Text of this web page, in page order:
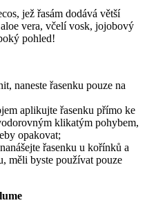
jež řasám dodává větší
vera, včelí vosk, jojobový
pohled!
naneste řasenku pouze na
aplikujte řasenku přímo ke
klikatým pohybem,
opakovat;
řasenku u kořínků a
měli byste používat pouze